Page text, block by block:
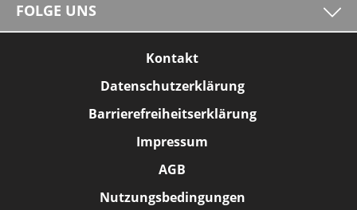
FOLGE UNS
Kontakt
Datenschutzerklärung
Barrierefreiheitserklärung
Impressum
AGB
Nutzungsbedingungen